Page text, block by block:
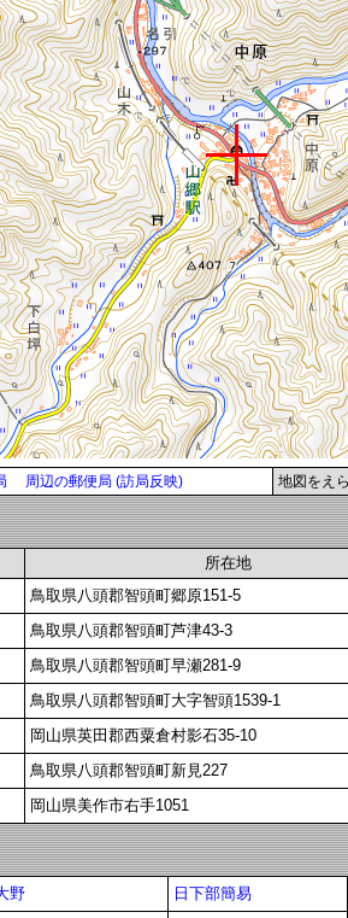
周辺の郵便局 (訪局反映) 地図をえ
所在地
鳥取県八頭郡智頭町郷原151-5
鳥取県八頭郡智頭町芦津43-3
鳥取県八頭郡智頭町早瀬281-9
鳥取県八頭郡智頭町大字智頭1539-1
岡山県英田郡西粟倉村影石35-10
鳥取県八頭郡智頭町新見227
岡山県美作市右手1051
野
日下部簡易